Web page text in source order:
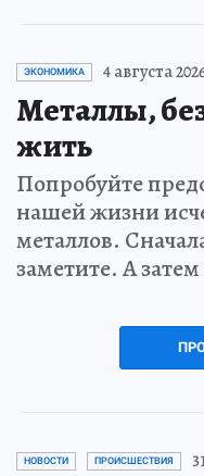
ЭКОНОМИКА 4 августа
Металлы,
жить
Попробуйте
нашей жизни
металлов.
заметите. А
НОВОСТИ ПРОИСШЕСТВИЯ